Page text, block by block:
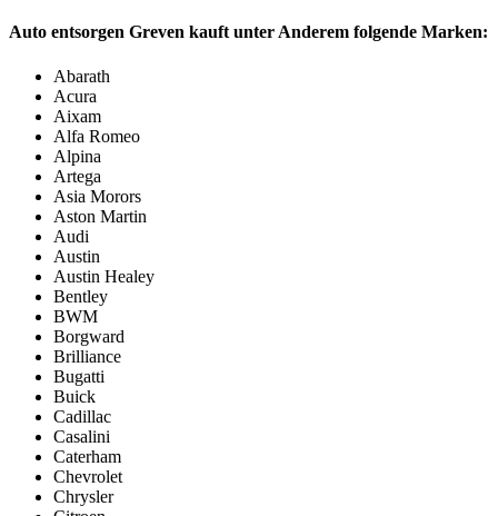
Auto entsorgen Greven kauft unter Anderem folgende Marken:
Abarath
Acura
Aixam
Alfa Romeo
Alpina
Artega
Asia Morors
Aston Martin
Audi
Austin
Austin Healey
Bentley
BWM
Borgward
Brilliance
Bugatti
Buick
Cadillac
Casalini
Caterham
Chevrolet
Chrysler